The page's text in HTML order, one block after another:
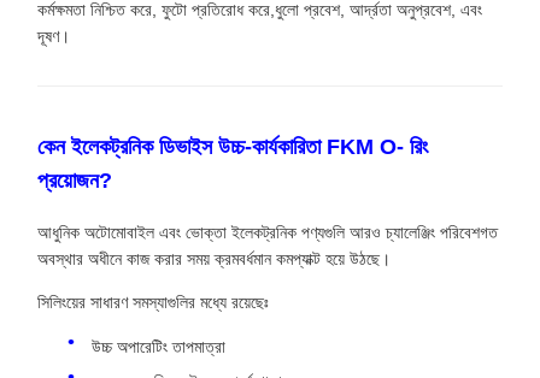
কর্মক্ষমতা নিশ্চিত করে, ফুটো প্রতিরোধ করে,ধুলো প্রবেশ, আর্দ্রতা অনুপ্রবেশ, এবং
দূষণ।
কেন ইলেকট্রনিক ডিভাইস উচ্চ-কার্যকারিতা FKM O- রিং
প্রয়োজন?
আধুনিক অটোমোবাইল এবং ভোক্তা ইলেকট্রনিক পণ্যগুলি আরও চ্যালেঞ্জিং পরিবেশগত
অবস্থার অধীনে কাজ করার সময় ক্রমবর্ধমান কমপ্যাক্ট হয়ে উঠছে।
সিলিংয়ের সাধারণ সমস্যাগুলির মধ্যে রয়েছেঃ
উচ্চ অপারেটিং তাপমাত্রা